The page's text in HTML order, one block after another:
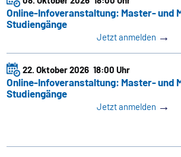
Online-Infoveranstaltung: Master- und
Studiengänge
Jetzt anmelden →
22. Oktober 2026 18:00 Uhr
Online-Infoveranstaltung: Master- und
Studiengänge
Jetzt anmelden →